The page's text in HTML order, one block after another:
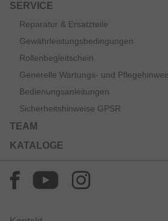
SERVICE
Reparatur & Ersatzteile
Gewährleistungsbedingungen
Rollenbegleitschein
Generelle Wartungs- und
Bedienungsanleitungen
Sicherheitshinweise GPSR
TEAM
KATALOGE